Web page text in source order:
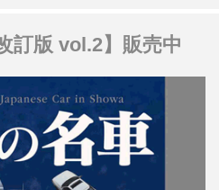
訂版 vol.2】販売中